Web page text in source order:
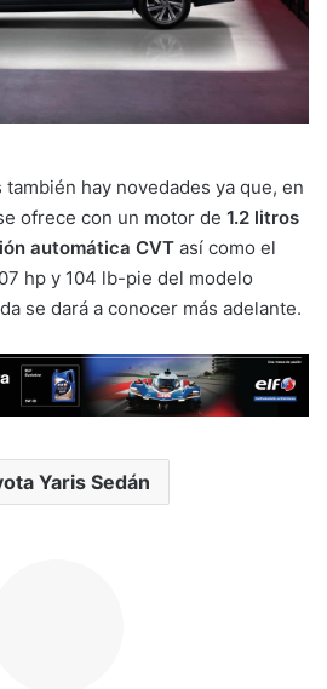
hay novedades ya que, en
ofrece con un motor de 1.2 litros
automática CVT así como el
hp y 104 lb-pie del modelo
se dará a conocer más adelante.
Yaris Sedán